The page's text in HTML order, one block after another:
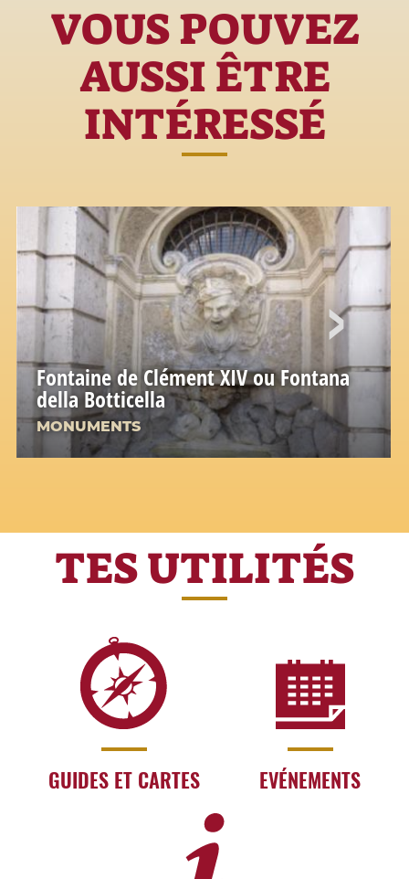
VOUS POUVEZ
AUSSI ÊTRE
INTÉRESSÉ
Fontaine de Clément XIV ou Fontana
della Botticella
MONUMENTS
TES UTILITÉS
GUIDES ET CARTES EVÉNEMENTS